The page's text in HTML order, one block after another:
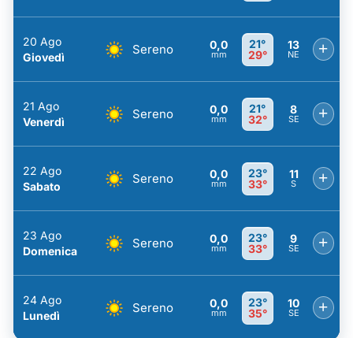
20 Ago
Giovedì
Sereno 0,0
mm
21°
29°
13
NE +
21 Ago
Venerdì
Sereno 0,0
mm
21°
32°
8
SE +
22 Ago
Sabato
Sereno 0,0
mm
23°
33°
11
S +
23 Ago
Domenica
Sereno 0,0
mm
23°
33°
9
SE +
24 Ago
Lunedì
Sereno 0,0
mm
23°
35°
10
SE +